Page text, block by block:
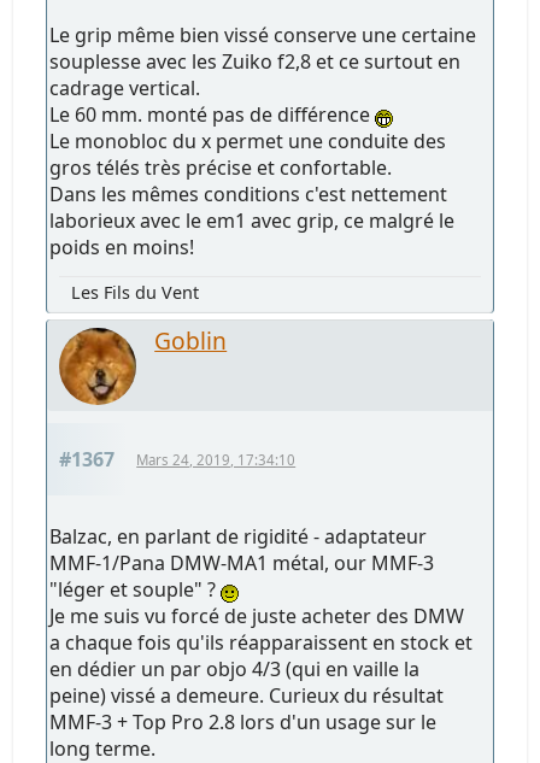
Le grip même bien vissé conserve une certaine
souplesse avec les Zuiko f2,8 et ce surtout en
cadrage vertical.
Le 60 mm. monté pas de différence
Le monobloc du x permet une conduite des
gros télés très précise et confortable.
Dans les mêmes conditions c'est nettement
laborieux avec le em1 avec grip, ce malgré le
poids en moins!
Les Fils du Vent
Goblin
#1367 Mars 24, 2019, 17:34:10
Balzac, en parlant de rigidité - adaptateur
MMF-1/Pana DMW-MA1 métal, our MMF-3
"léger et souple" ?
Je me suis vu forcé de juste acheter des DMW
a chaque fois qu'ils réapparaissent en stock et
en dédier un par objo 4/3 (qui en vaille la
peine) vissé a demeure. Curieux du résultat
MMF-3 + Top Pro 2.8 lors d'un usage sur le
long terme.